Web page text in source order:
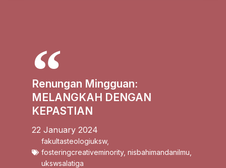
Renungan Mingguan:
MELANGKAH DENGAN
KEPASTIAN
22 January 2024
fakultasteologiuksw,
fosteringcreativeminority, nisbahimandanilmu
ukswsalatiga